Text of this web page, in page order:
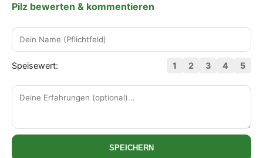
Pilz bewerten & kommentieren
Speisewert: 1 2 3 4 5
SPEICHERN